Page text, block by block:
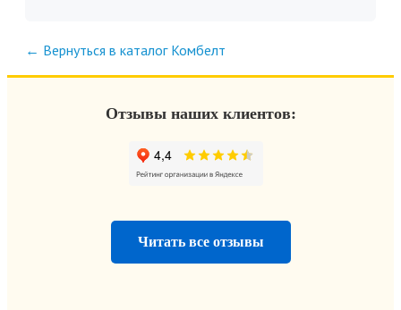
← Вернуться в каталог Комбелт
Отзывы наших клиентов:
Читать все отзывы